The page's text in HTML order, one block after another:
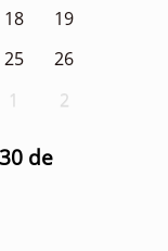
18
19
25
26
1 2
de